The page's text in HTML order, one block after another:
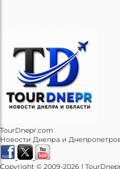
TourDnepr.com
Новости Днепра и
Copyright © 2009-2026 |